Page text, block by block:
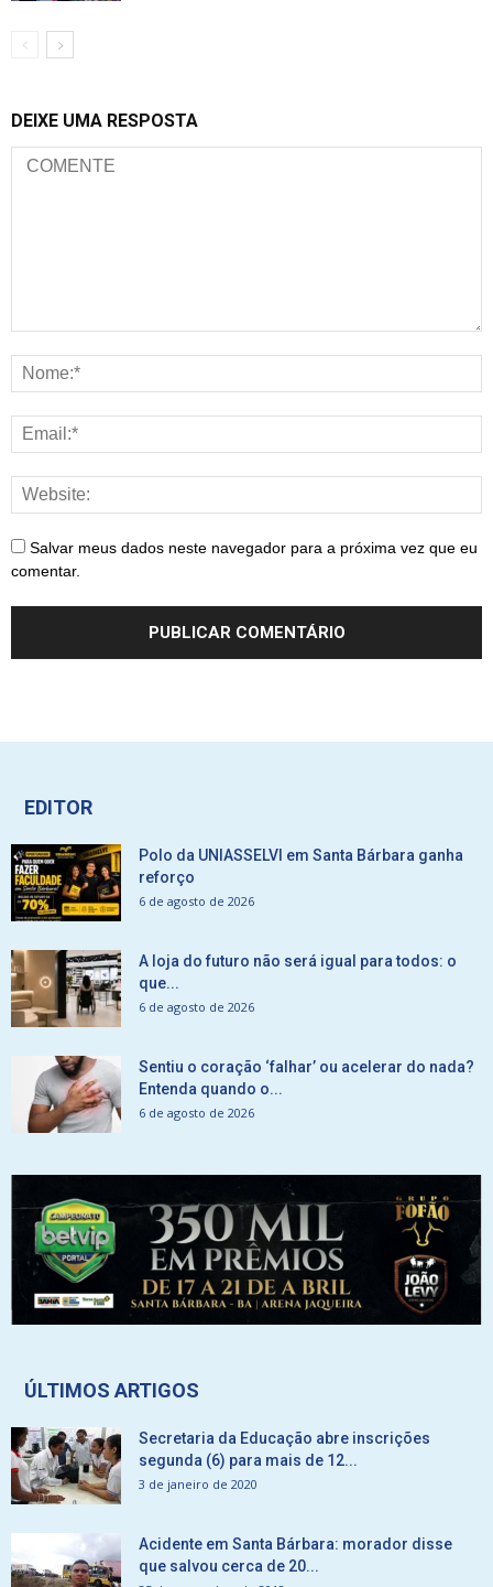
DEIXE UMA RESPOSTA
Salvar meus dados neste navegador para a próxima vez que eu
comentar.
EDITOR
Polo da UNIASSELVI em Santa Bárbara ganha
reforço
6 de agosto de 2026
A loja do futuro não será igual para todos: o
que...
6 de agosto de 2026
Sentiu o coração ‘falhar’ ou acelerar do nada?
Entenda quando o...
6 de agosto de 2026
ÚLTIMOS ARTIGOS
Secretaria da Educação abre inscrições
segunda (6) para mais de 12...
3 de janeiro de 2020
Acidente em Santa Bárbara: morador disse
que salvou cerca de 20...